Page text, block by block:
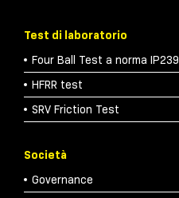
Test di laboratorio
Four Ball Test a norma IP239
HFRR test
SRV Friction Test
Società
Governance